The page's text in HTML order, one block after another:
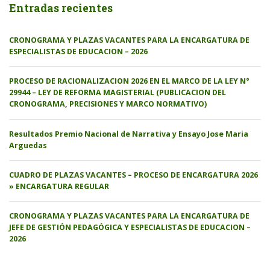
Entradas recientes
CRONOGRAMA Y PLAZAS VACANTES PARA LA ENCARGATURA DE
ESPECIALISTAS DE EDUCACION – 2026
PROCESO DE RACIONALIZACION 2026 EN EL MARCO DE LA LEY N°
29944 – LEY DE REFORMA MAGISTERIAL (PUBLICACION DEL
CRONOGRAMA, PRECISIONES Y MARCO NORMATIVO)
Resultados Premio Nacional de Narrativa y Ensayo Jose Maria
Arguedas
CUADRO DE PLAZAS VACANTES – PROCESO DE ENCARGATURA 2026
» ENCARGATURA REGULAR
CRONOGRAMA Y PLAZAS VACANTES PARA LA ENCARGATURA DE
JEFE DE GESTIÓN PEDAGÓGICA Y ESPECIALISTAS DE EDUCACION –
2026